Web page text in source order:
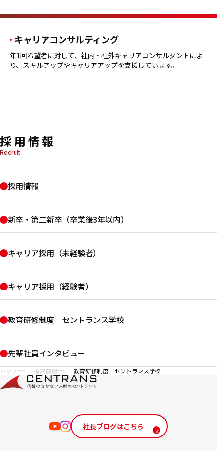
キャリアコンサルティング
年1回希望者に対して、社内・社外キャリアコンサルタントによ
り、スキルアップやキャリアアップを支援しています。
採用情報
Recruit
採用情報
新卒・第二新卒（卒業後3年以内）
キャリア採用（未経験者）
キャリア採用（経験者）
教育研修制度 セントランス学校
先輩社員インタビュー
サイト内の現在地
トップ 採用情報 教育研修制度 セントランス学校
社長ブログはこちら